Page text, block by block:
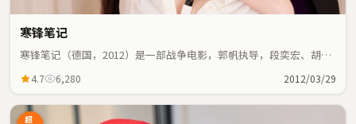
寒锋笔记
寒锋笔记（德国，2012）是一部战争电影，郭帆执导，段奕宏、胡歌
4.7 6,280 2012/03/29
超